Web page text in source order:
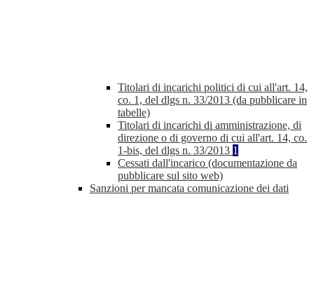
Titolari di incarichi politici di cui all'art. 14,
co. 1, del dlgs n. 33/2013 (da pubblicare in
tabelle)
Titolari di incarichi di amministrazione, di
direzione o di governo di cui all'art. 14, co.
1-bis, del dlgs n. 33/2013 1
Cessati dall'incarico (documentazione da
pubblicare sul sito web)
Sanzioni per mancata comunicazione dei dati